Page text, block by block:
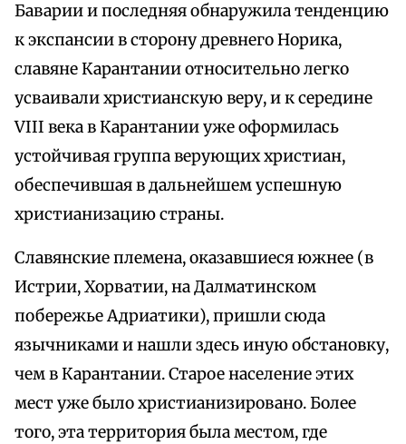
Баварии и последняя обнаружила тенденцию
к экспансии в сторону древнего Норика,
славяне Карантании относительно легко
усваивали христианскую веру, и к середине
VIII века в Карантании уже оформилась
устойчивая группа верующих христиан,
обеспечившая в дальнейшем успешную
христианизацию страны.
Славянские племена, оказавшиеся южнее (в
Истрии, Хорватии, на Далматинском
побережье Адриатики), пришли сюда
язычниками и нашли здесь иную обстановку,
чем в Карантании. Старое население этих
мест уже было христианизировано. Более
того, эта территория была местом, где